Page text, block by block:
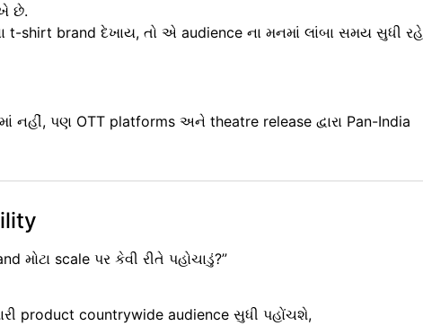
છે.
t-shirt brand દેખાય, તો એ audience ના મનમાં લાંબા સમય સુધી રહે
નહીં, પણ OTT platforms અને theatre release દ્વારા Pan-India
મોટા scale પર કેવી રીતે પહોચાડું?”
product countrywide audience સુધી પહોંચશે,